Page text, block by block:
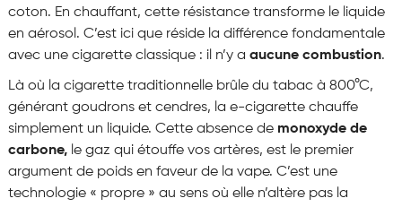
coton. En chauffant, cette résistance transforme le liquide
en aérosol. C’est ici que réside la différence fondamentale
avec une cigarette classique : il n’y a aucune combustion.
Là où la cigarette traditionnelle brûle du tabac à 800°C,
générant goudrons et cendres, la e-cigarette chauffe
simplement un liquide. Cette absence de monoxyde de
carbone, le gaz qui étouffe vos artères, est le premier
argument de poids en faveur de la vape. C’est une
technologie « propre » au sens où elle n’altère pas la